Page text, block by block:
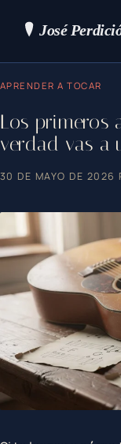
APRENDER A TOCAR
Los primeros
verdad vas a
30 DE MAYO DE 2026